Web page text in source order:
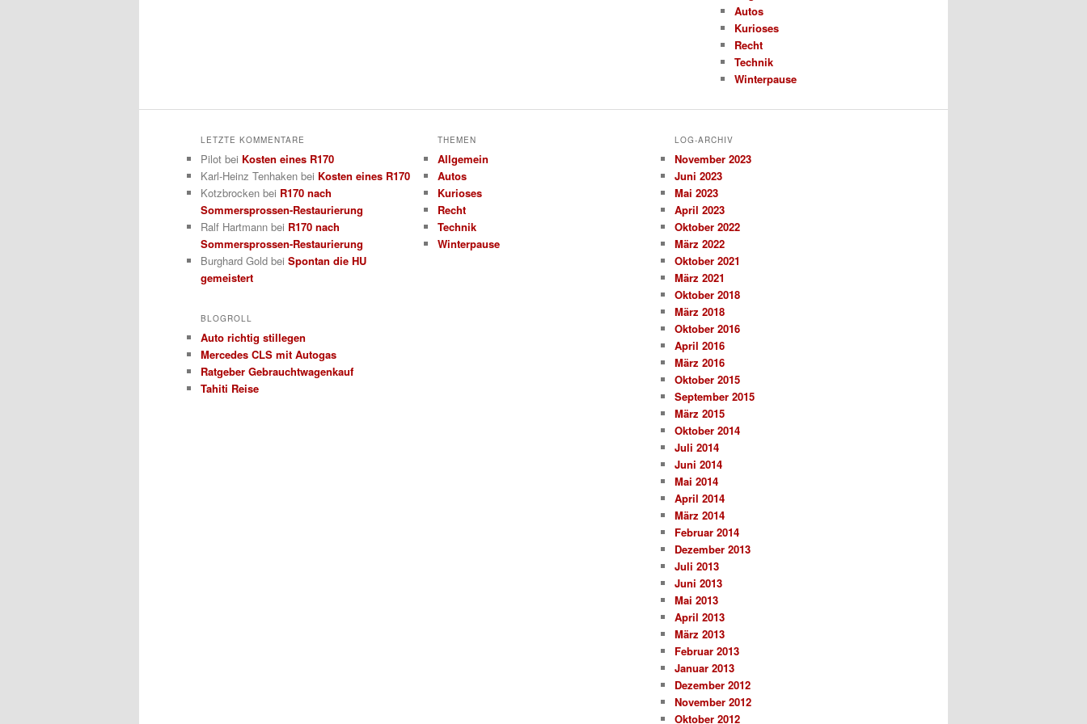
Autos
Kurioses
Recht
Technik
Winterpause
LETZTE KOMMENTARE
Pilot bei Kosten eines R170
Karl-Heinz Tenhaken bei Kosten eines R170
Kotzbrocken bei R170 nach
Sommersprossen-Restaurierung
Ralf Hartmann bei R170 nach
Sommersprossen-Restaurierung
Burghard Gold bei Spontan die HU
gemeistert
BLOGROLL
Auto richtig stillegen
Mercedes CLS mit Autogas
Ratgeber Gebrauchtwagenkauf
Tahiti Reise
THEMEN
Allgemein
Autos
Kurioses
Recht
Technik
Winterpause
LOG-ARCHIV
November 2023
Juni 2023
Mai 2023
April 2023
Oktober 2022
März 2022
Oktober 2021
März 2021
Oktober 2018
März 2018
Oktober 2016
April 2016
März 2016
Oktober 2015
September 2015
März 2015
Oktober 2014
Juli 2014
Juni 2014
Mai 2014
April 2014
März 2014
Februar 2014
Dezember 2013
Juli 2013
Juni 2013
Mai 2013
April 2013
März 2013
Februar 2013
Januar 2013
Dezember 2012
November 2012
Oktober 2012